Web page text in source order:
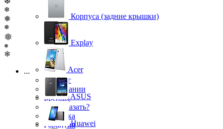
❄
❅
❅
❅
❅
❄
...
Каталог
О компании
Бренды
Как заказать?
Доставка
Гарантия
Корпуса (задние крышки)
Explay
Acer
ASUS
Huawei